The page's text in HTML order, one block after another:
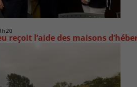
reçoit l’aide des maisons